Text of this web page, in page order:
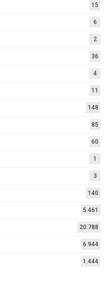
15
6
2
36
4
11
148
85
60
1
3
140
5.461
20.788
6.944
1.444